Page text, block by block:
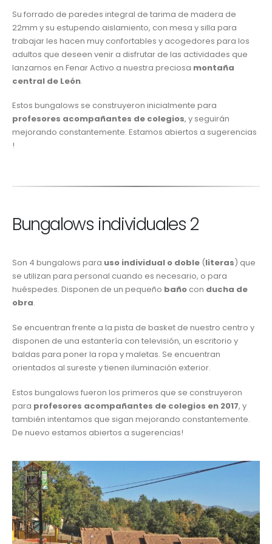
Su forrado de paredes integral de tarima de madera de
22mm y su estupendo aislamiento, con mesa y silla para
trabajar les hacen muy confortables y acogedores para los
adultos que deseen venir a disfrutar de las actividades que
lanzamos en Fenar Activo a nuestra preciosa montaña
central de León.
Estos bungalows se construyeron inicialmente para
profesores acompañantes de colegios, y seguirán
mejorando constantemente. Estamos abiertos a sugerencias
!
Bungalows individuales 2
Son 4 bungalows para uso individual o doble (literas) que
se utilizan para personal cuando es necesario, o para
huéspedes. Disponen de un pequeño baño con ducha de
obra.
Se encuentran frente a la pista de basket de nuestro centro y
disponen de una estantería con televisión, un escritorio y
baldas para poner la ropa y maletas. Se encuentran
orientados al sureste y tienen iluminación exterior.
Estos bungalows fueron los primeros que se construyeron
para profesores acompañantes de colegios en 2017, y
también intentamos que sigan mejorando constantemente.
De nuevo estamos abiertos a sugerencias!